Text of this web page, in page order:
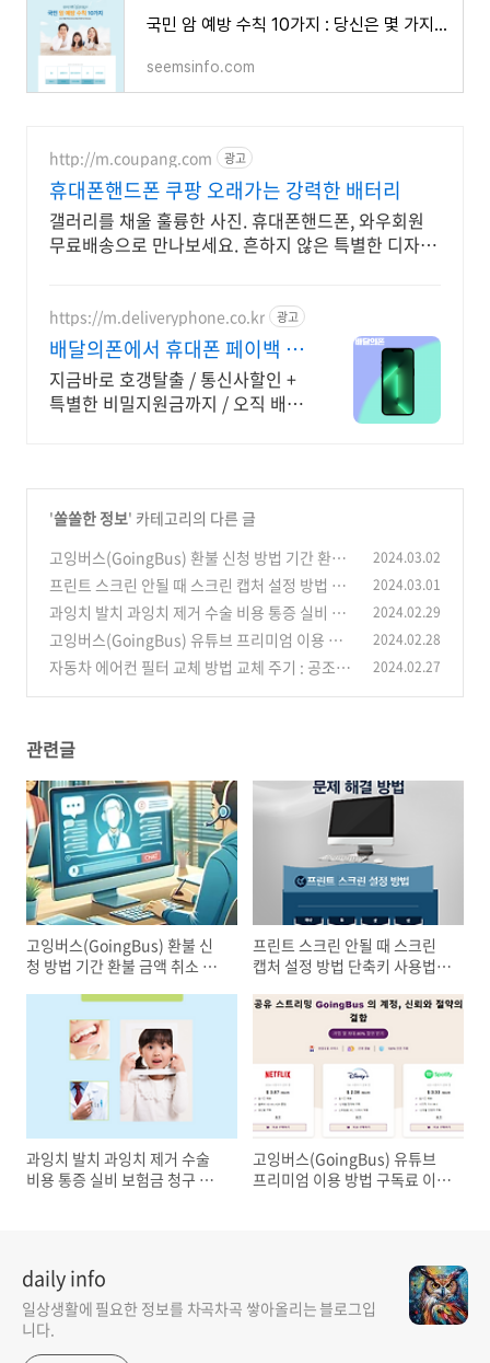
국민 암 예방 수칙 10가지 : 당신은 몇 가지 실천하고 있나요?
seemsinfo.com
http://m.coupang.com 광고
휴대폰핸드폰 쿠팡 오래가는 강력한 배터리
갤러리를 채울 훌륭한 사진. 휴대폰핸드폰, 와우회원
무료배송으로 만나보세요. 흔하지 않은 특별한 디자
https://m.deliveryphone.co.kr 광고
배달의폰에서 휴대폰 페이백 박
리다매! 무조건 더 할인!
지금바로 호갱탈출 / 통신사할인 +
특별한 비밀지원금까지 / 오직 배달
'쏠쏠한 정보' 카테고리의 다른 글
고잉버스(GoingBus) 환불 신청 방법 기간 환불
금액 취소 수수료
(1)
2024.03.02
프린트 스크린 안될 때 스크린 캡처 설정 방법 단
축키 사용법 꿀팁
(1)
2024.03.01
과잉치 발치 과잉치 제거 수술 비용 통증 실비 보
험금 청구 후기 (1)
2024.02.29
고잉버스(GoingBus) 유튜브 프리미엄 이용 방
법 구독료 이메일 오류 조치 (6)
2024.02.28
자동차 에어컨 필터 교체 방법 교체 주기 : 공조 에
2024.02.27
관련글
고잉버스(GoingBus) 환불 신
청 방법 기간 환불 금액 취소 수
프린트 스크린 안될 때 스크린
캡처 설정 방법 단축키 사용법
과잉치 발치 과잉치 제거 수술
비용 통증 실비 보험금 청구 후
고잉버스(GoingBus) 유튜브
프리미엄 이용 방법 구독료 이메
daily info
일상생활에 필요한 정보를 차곡차곡 쌓아올리는 블로그입
니다.